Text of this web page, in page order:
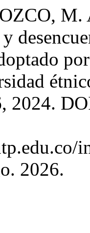
M.
2024.
2026.